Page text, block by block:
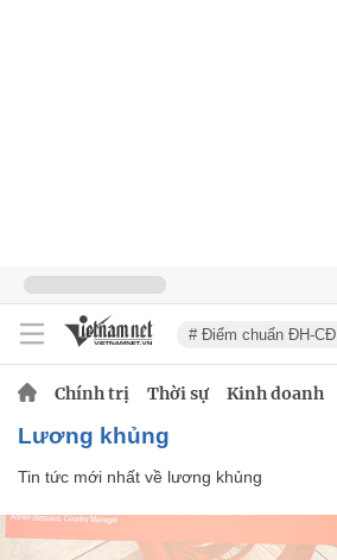
# Điểm chuẩn ĐH-CĐ
Chính trị Thời sự Kinh doanh
lương khủng
Tin tức mới nhất về lương khủng